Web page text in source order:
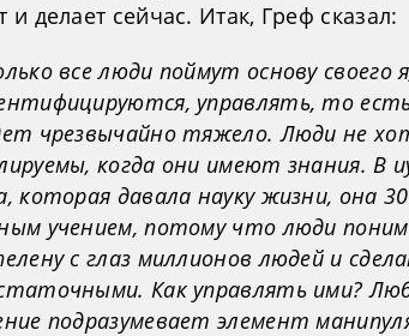
и делает сейчас. Итак, Греф сказал:
все люди поймут основу своего
управлять, то
чрезвычайно тяжело. Люди не
когда они имеют знания. В
которая давала науку жизни, она
учением, потому что люди
с глаз миллионов людей и
Как управлять ими?
подразумевает элемент